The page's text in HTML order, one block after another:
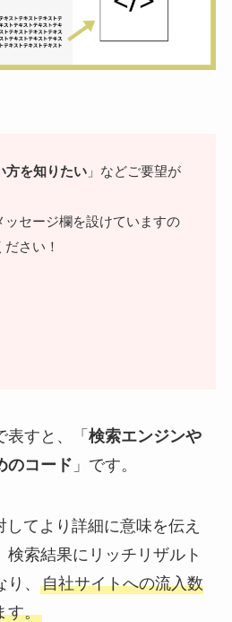
方を知りたい」などご要望が
ッセージ欄を設けていますの
さい！
すと、「 検索エンジンや
のコード 」です。
てより詳細に意味を伝え
検索結果にリッチリザルト
、 自社サイトへの流入数
す。